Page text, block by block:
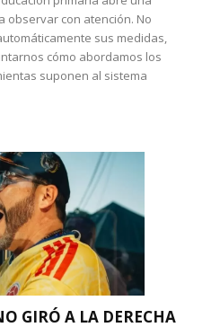
observar con atención. No
sus medidas,
cómo abordamos los
suponen al sistema
GIRÓ A LA DERECHA